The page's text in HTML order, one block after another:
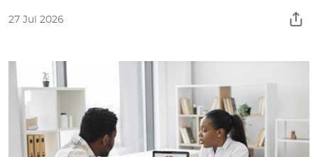
s
Ingresar a Mi Bupa
27 Jul 2026